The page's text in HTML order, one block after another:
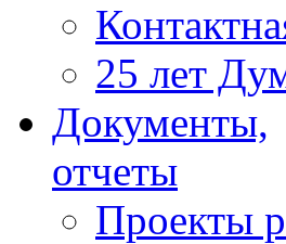
25 лет
Документы,
отчеты
Проекты